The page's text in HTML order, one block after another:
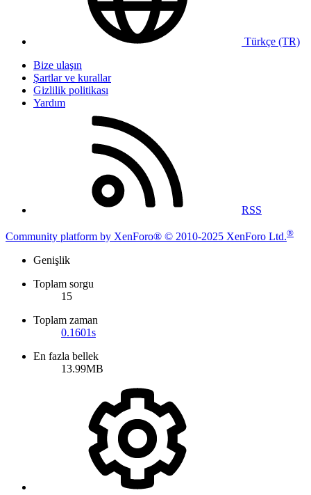
Türkçe (TR)
Bize ulaşın
Şartlar ve kurallar
Gizlilik politikası
Yardım
RSS
Community platform by XenForo® © 2010-2025 XenForo Ltd.®
Genişlik
Toplam sorgu
15
Toplam zaman
0.1601s
En fazla bellek
13.99MB